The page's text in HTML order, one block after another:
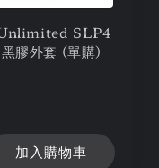
SLP4
膠外套 (單購)
加入購物車